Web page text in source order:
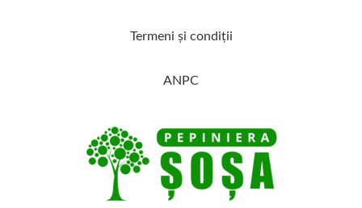
Termeni şi condiţii
ANPC